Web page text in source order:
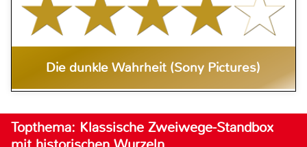
Die dunkle Wahrheit (Sony Pictures)
Topthema: Klassische Zweiwege-Standbox